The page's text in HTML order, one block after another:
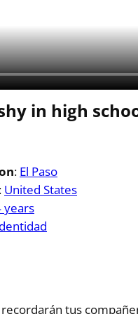
in high
: El Paso
: United States
years
recordarán tus